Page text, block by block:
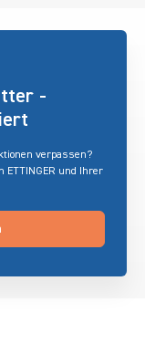
-
verpassen?
ETTINGER und Ihrer